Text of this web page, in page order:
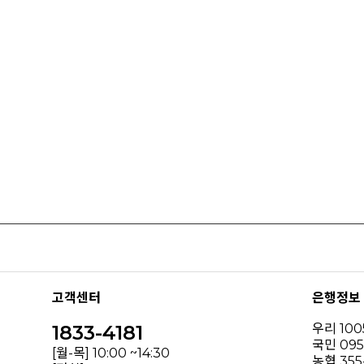
고객센터
1833-4181
[월-목] 10:00 ~14:30
은행정보
우리
국민